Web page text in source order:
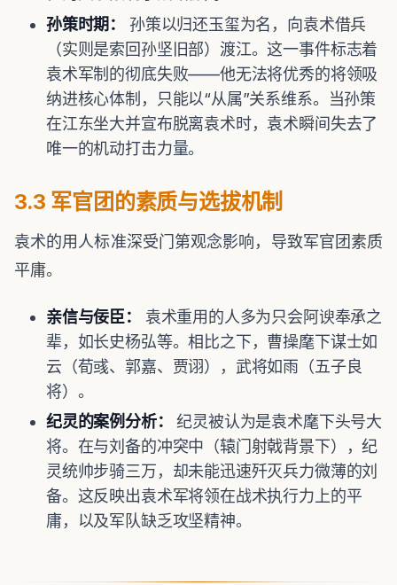
孙策时期：
孙策以归还玉玺为名，向袁术借兵
（实则是索回孙坚旧部）渡江。这一事件标志着
袁术军制的彻底失败——他无法将优秀的将领吸
纳进核心体制，只能以“从属”关系维系。当孙策
在江东坐大并宣布脱离袁术时，袁术瞬间失去了
唯一的机动打击力量。
3.3 军官团的素质与选拔机制
袁术的用人标准深受门第观念影响，导致军官团素质
平庸。
亲信与佞臣：
袁术重用的人多为只会阿谀奉承之
辈，如长史杨弘等。相比之下，曹操麾下谋士如
云（荀彧、郭嘉、贾诩），武将如雨（五子良
将）。
纪灵的案例分析：
纪灵被认为是袁术麾下头号大
将。在与刘备的冲突中（辕门射戟背景下），纪
灵统帅步骑三万，却未能迅速歼灭兵力微薄的刘
备。这反映出袁术军将领在战术执行力上的平
庸，以及军队缺乏攻坚精神。